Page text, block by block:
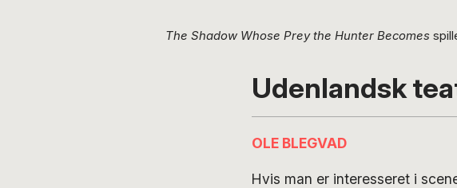
The Shadow Whose Prey the Hunter Becomes
Udenlandsk
OLE BLEGVAD
Hvis man er interesseret i